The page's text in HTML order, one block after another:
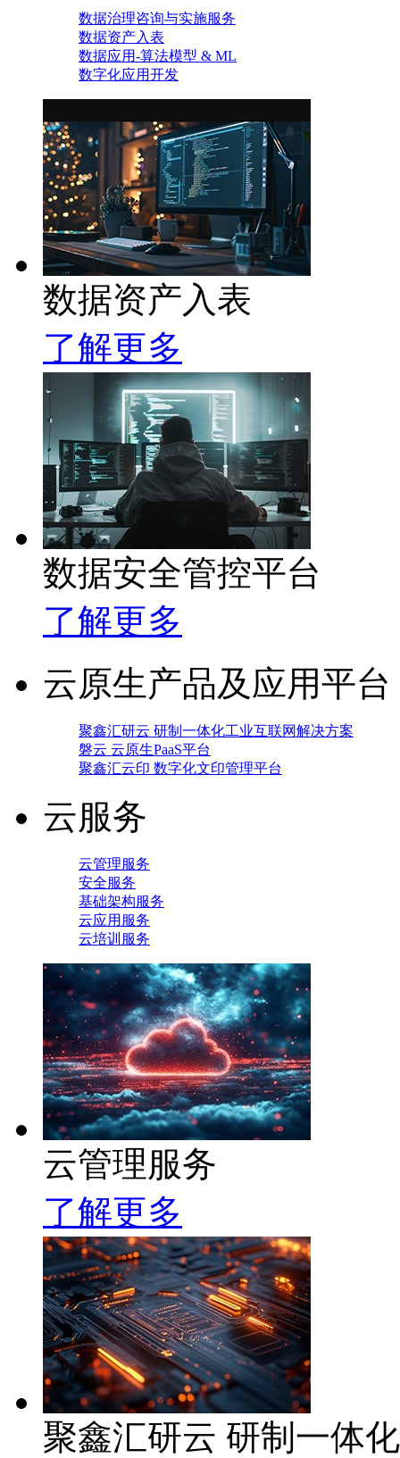
数据治理咨询与实施服务
数据资产入表
数据应用-算法模型 & ML
数字化应用开发
数据资产入表
了解更多
数据安全管控平台
了解更多
云原生产品及应用平台
聚鑫汇研云 研制一体化工业互联网解决方案
磐云 云原生PaaS平台
聚鑫汇云印 数字化文印管理平台
云服务
云管理服务
安全服务
基础架构服务
云应用服务
云培训服务
云管理服务
了解更多
聚鑫汇研云 研制一体